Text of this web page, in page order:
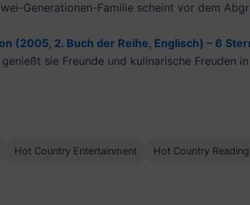
Generationen-Familie scheint vor dem
(2005, 2. Buch der Reihe, Englisch) – 6
sie Freunde und kulinarische Freuden
Hot Country Entertainment Hot Country Reading